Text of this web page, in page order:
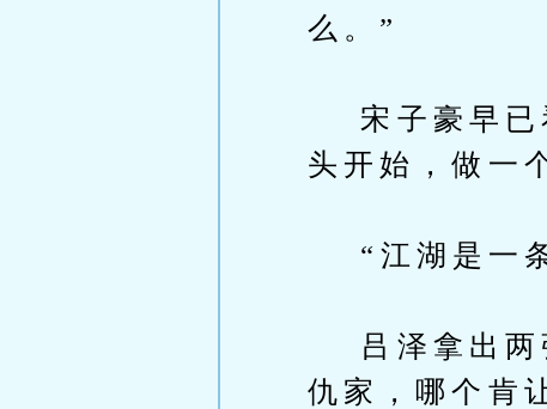
么。”
宋子豪早已
头开始，做一
“江湖是一条
吕泽拿出两
仇家，哪个肯